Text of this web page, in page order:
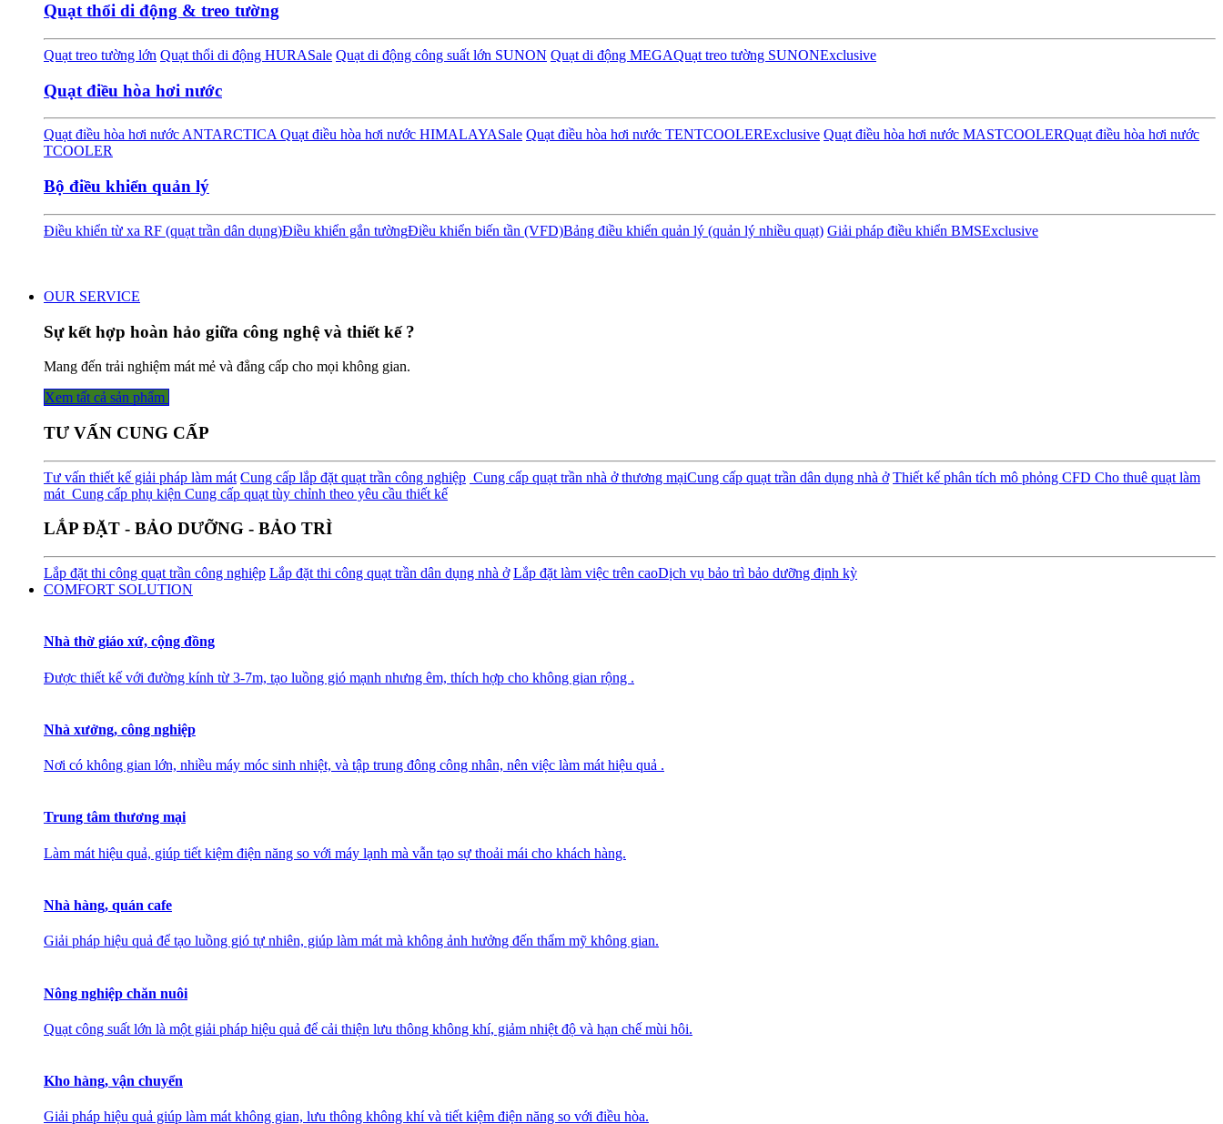
Quạt thổi di động & treo tường
Quạt treo tường lớn Quạt thổi di động HURASale Quạt di động công suất lớn SUNON Quạt di động MEGAQuạt treo tường SUNONExclusive
Quạt điều hòa hơi nước
Quạt điều hòa hơi nước ANTARCTICA Quạt điều hòa hơi nước HIMALAYASale Quạt điều hòa hơi nước TENTCOOLERExclusive Quạt điều hòa hơi nước MASTCOOLERQuạt điều hòa hơi nước
TCOOLER
Bộ điều khiển quản lý
Điều khiển từ xa RF (quạt trần dân dụng)Điều khiển gắn tườngĐiều khiển biến tần (VFD)Bảng điều khiển quản lý (quản lý nhiều quạt) Giải pháp điều khiển BMSExclusive
OUR SERVICE
Sự kết hợp hoàn hảo giữa công nghệ và thiết kế ?
Mang đến trải nghiệm mát mẻ và đẳng cấp cho mọi không gian.
Xem tất cả sản phẩm
TƯ VẤN CUNG CẤP
Tư vấn thiết kế giải pháp làm mát Cung cấp lắp đặt quạt trần công nghiệp Cung cấp quạt trần nhà ở thương mạiCung cấp quạt trần dân dụng nhà ở Thiết kế phân tích mô phỏng CFD Cho thuê quạt làm
mát Cung cấp phụ kiện Cung cấp quạt tùy chỉnh theo yêu cầu thiết kế
LẮP ĐẶT - BẢO DƯỠNG - BẢO TRÌ
Lắp đặt thi công quạt trần công nghiệp Lắp đặt thi công quạt trần dân dụng nhà ở Lắp đặt làm việc trên caoDịch vụ bảo trì bảo dưỡng định kỳ
COMFORT SOLUTION
Nhà thờ giáo xứ, cộng đồng
Được thiết kế với đường kính từ 3-7m, tạo luồng gió mạnh nhưng êm, thích hợp cho không gian rộng .
Nhà xưởng, công nghiệp
Nơi có không gian lớn, nhiều máy móc sinh nhiệt, và tập trung đông công nhân, nên việc làm mát hiệu quả .
Trung tâm thương mại
Làm mát hiệu quả, giúp tiết kiệm điện năng so với máy lạnh mà vẫn tạo sự thoải mái cho khách hàng.
Nhà hàng, quán cafe
Giải pháp hiệu quả để tạo luồng gió tự nhiên, giúp làm mát mà không ảnh hưởng đến thẩm mỹ không gian.
Nông nghiệp chăn nuôi
Quạt công suất lớn là một giải pháp hiệu quả để cải thiện lưu thông không khí, giảm nhiệt độ và hạn chế mùi hôi.
Kho hàng, vận chuyển
Giải pháp hiệu quả giúp làm mát không gian, lưu thông không khí và tiết kiệm điện năng so với điều hòa.